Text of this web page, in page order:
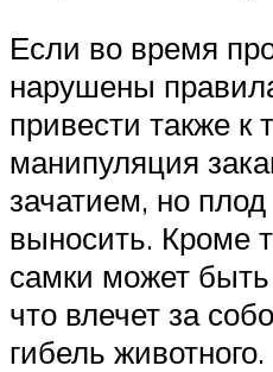
Если во время
нарушены
привести также к
манипуляция
зачатием, но
выносить. Кроме
самки может
что влечет за
гибель животного.